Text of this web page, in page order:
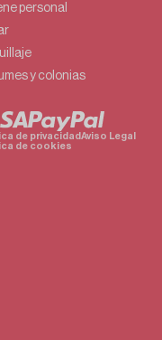
personal
y colonias
de privacidadAviso Legal
de cookies